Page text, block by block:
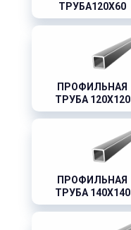
ТРУБА120X60
ПРОФИЛЬНАЯ
ТРУБА 120X120
ПРОФИЛЬНАЯ
ТРУБА 140X140